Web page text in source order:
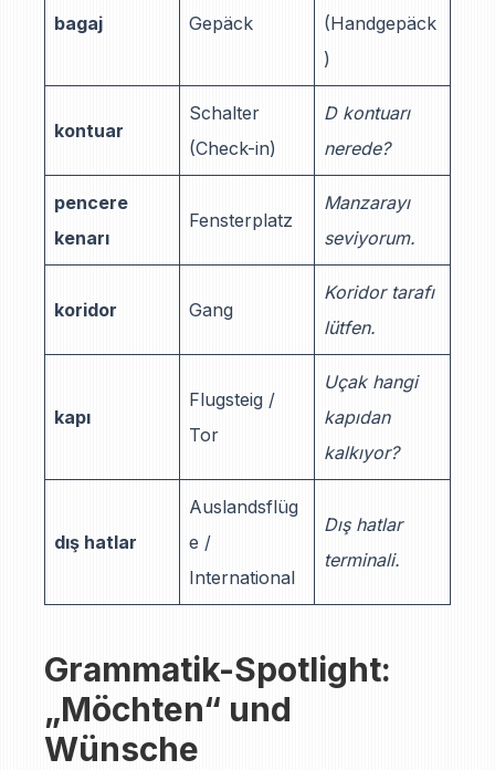
bagaj Gepäck
(Handgepäck
)
kontuar
Schalter
(Check-in)
D kontuarı
nerede?
pencere
kenarı
Fensterplatz
Manzarayı
seviyorum.
koridor Gang
Koridor tarafı
lütfen.
kapı
Flugsteig /
Tor
Uçak hangi
kapıdan
kalkıyor?
dış hatlar
Auslandsflüg
e /
International
Dış hatlar
terminali.
Grammatik-Spotlight:
„Möchten“ und
Wünsche